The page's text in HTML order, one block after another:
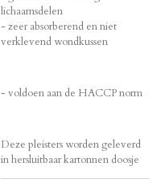
lichaamsdelen
- zeer absorberend en niet
verklevend wondkussen
- voldoen aan de HACCP norm
Deze pleisters worden geleverd
in hersluitbaar kartonnen doosje